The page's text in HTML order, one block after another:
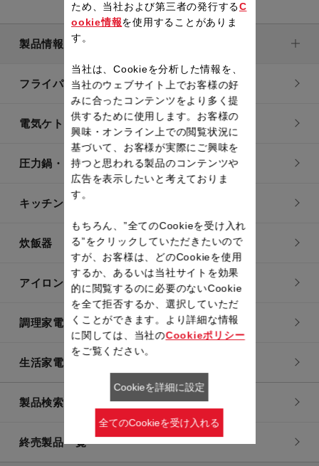
製品情報
フライパン・鍋
電気ケトル
圧力鍋・電気圧力鍋
キッチン用品
炊飯器
アイロン・衣類スチーマー
調理家電
生活家電
製品検索一覧
終売製品一覧
ため、当社および第三者の発行するC
ookie情報を使用することがありま
す。
当社は、Cookieを分析した情報を、
当社のウェブサイト上でお客様の好
みに合ったコンテンツをより多く提
供するために使用します。お客様の
興味・オンライン上での閲覧状況に
基づいて、お客様が実際にご興味を
持つと思われる製品のコンテンツや
広告を表示したいと考えておりま
す。
もちろん、”全てのCookieを受け入れ
る”をクリックしていただきたいので
すが、お客様は、どのCookieを使用
するか、あるいは当社サイトを効果
的に閲覧するのに必要のないCookie
を全て拒否するか、選択していただ
くことができます。より詳細な情報
に関しては、当社のCookieポリシー
をご覧ください。
Cookieを詳細に設定
全てのCookieを受け入れる